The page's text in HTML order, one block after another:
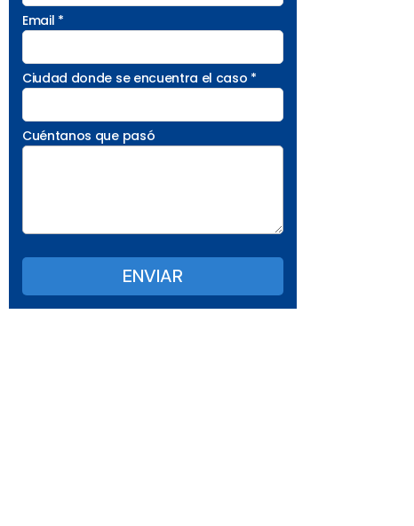
Email *
Ciudad donde se encuentra el caso *
Cuéntanos que pasó